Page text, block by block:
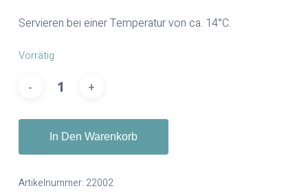
Servieren bei einer Temperatur von ca. 14°C.
Vorrätig
In Den Warenkorb
Artikelnummer: 22002